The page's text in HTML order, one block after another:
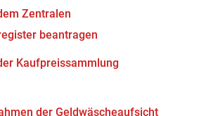
Zentralen
beantragen
Kaufpreissammlung
der Geldwäscheaufsicht